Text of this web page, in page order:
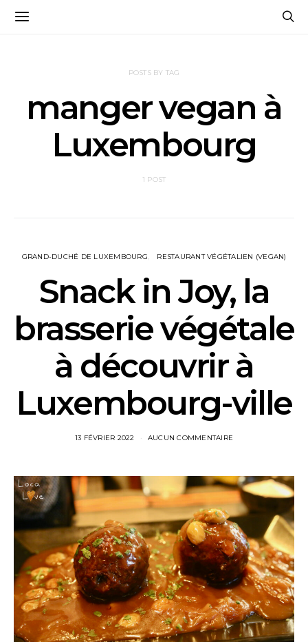
POSTS BY TAG
manger vegan à
Luxembourg
1 POST
GRAND-DUCHÉ DE LUXEMBOURG RESTAURANT VÉGÉTALIEN (VEGAN)
Snack in Joy, la
brasserie végétale
à découvrir à
Luxembourg-ville
13 FÉVRIER 2022 AUCUN COMMENTAIRE